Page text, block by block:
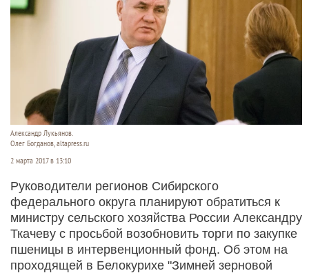
Александр Лукьянов.
Олег Богданов, altapress.ru
2 марта 2017 в 13:10
Руководители регионов Сибирского
федерального округа планируют обратиться к
министру сельского хозяйства России Александру
Ткачеву с просьбой возобновить торги по закупке
пшеницы в интервенционный фонд. Об этом на
проходящей в Белокурихе "Зимней зерновой